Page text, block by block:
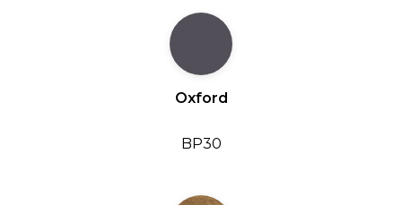
Oxford
BP30